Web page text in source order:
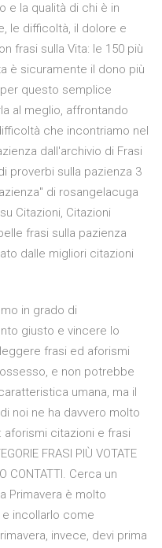
e la qualità di chi è in
le difficoltà, il dolore e
frasi sulla Vita: le 150 più
è sicuramente il dono più
questo semplice
al meglio, affrontando
che incontriamo nel
dall'archivio di Frasi
proverbi sulla pazienza 3
di rosangelacuga
Citazioni, Citazioni
frasi sulla pazienza
dalle migliori citazioni
in grado di
giusto e vincere lo
frasi ed aforismi
e non potrebbe
umana, ma il
noi ne ha davvero molto
aforismi citazioni e frasi
FRASI PIÙ VOTATE
CONTATTI. Cerca un
Primavera è molto
incollarlo come
invece, devi prima